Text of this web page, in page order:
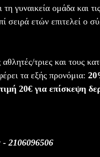
τη γυναικεία ομάδα και
σειρά ετών επιτελεί ο
τριες και τους
τα εξής προνόμια:
20€ για επίσκεψη
2106096506